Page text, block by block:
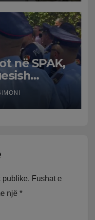
në SPAK,
publike. Fushat e
një *